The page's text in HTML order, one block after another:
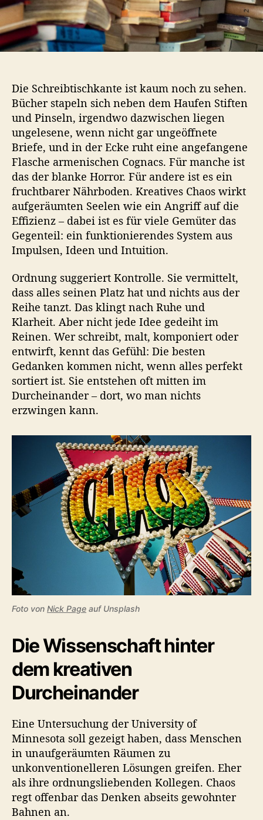
t
ä
t
:
n
b
i
s
c
h
e
n
U
n
o
u
n
g
Die Schreibtischkante ist kaum noch zu sehen.
Bücher stapeln sich neben dem Haufen Stiften
und Pinseln, irgendwo dazwischen liegen
ungelesene, wenn nicht gar ungeöffnete
Briefe, und in der Ecke ruht eine angefangene
Flasche armenischen Cognacs. Für manche ist
das der blanke Horror. Für andere ist es ein
fruchtbarer Nährboden. Kreatives Chaos wirkt
aufgeräumten Seelen wie ein Angriff auf die
Effizienz – dabei ist es für viele Gemüter das
Gegenteil: ein funktionierendes System aus
Impulsen, Ideen und Intuition.
Ordnung suggeriert Kontrolle. Sie vermittelt,
dass alles seinen Platz hat und nichts aus der
Reihe tanzt. Das klingt nach Ruhe und
Klarheit. Aber nicht jede Idee gedeiht im
Reinen. Wer schreibt, malt, komponiert oder
entwirft, kennt das Gefühl: Die besten
Gedanken kommen nicht, wenn alles perfekt
sortiert ist. Sie entstehen oft mitten im
Durcheinander – dort, wo man nichts
erzwingen kann.
Foto von Nick Page auf Unsplash
Die Wissenschaft hinter
dem kreativen
Durcheinander
Eine Untersuchung der University of
Minnesota soll gezeigt haben, dass Menschen
in unaufgeräumten Räumen zu
unkonventionelleren Lösungen greifen. Eher
als ihre ordnungsliebenden Kollegen. Chaos
regt offenbar das Denken abseits gewohnter
Bahnen an.